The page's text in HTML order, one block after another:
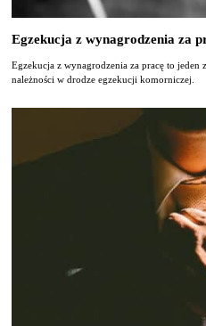
Egzekucja z wynagrodzenia za
Egzekucja z wynagrodzenia za pracę to jeden
należności w drodze egzekucji komorniczej.